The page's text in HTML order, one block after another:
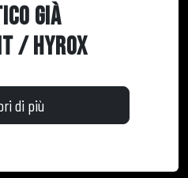
GIÀ
/ HYROX
di più